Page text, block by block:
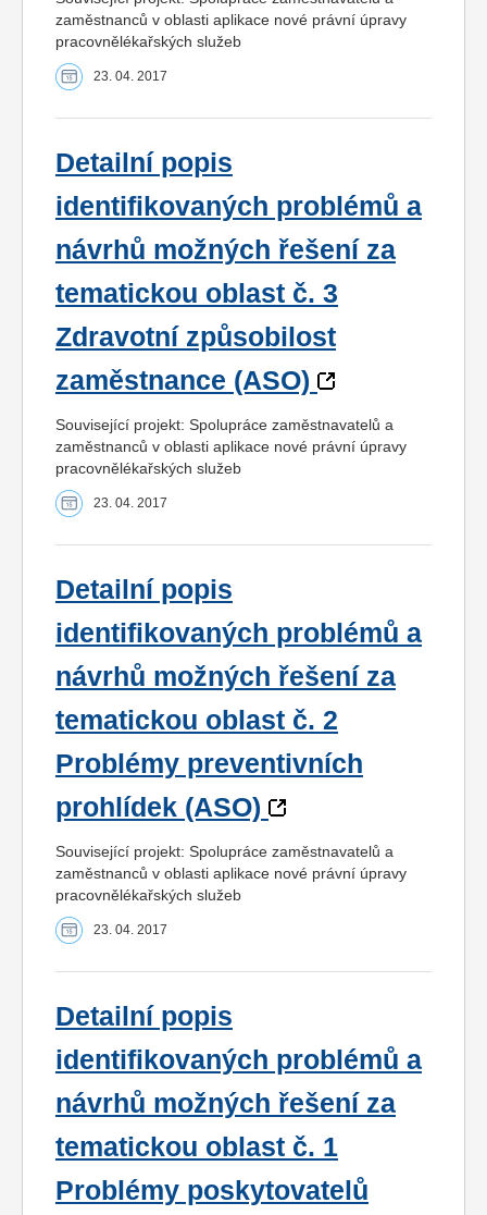
zaměstnanců v oblasti aplikace nové právní úpravy
pracovnělékařských služeb
23. 04. 2017
Detailní popis
identifikovaných problémů a
návrhů možných řešení za
tematickou oblast č. 3
Zdravotní způsobilost
zaměstnance (ASO)
Související projekt: Spolupráce zaměstnavatelů a
zaměstnanců v oblasti aplikace nové právní úpravy
pracovnělékařských služeb
23. 04. 2017
Detailní popis
identifikovaných problémů a
návrhů možných řešení za
tematickou oblast č. 2
Problémy preventivních
prohlídek (ASO)
Související projekt: Spolupráce zaměstnavatelů a
zaměstnanců v oblasti aplikace nové právní úpravy
pracovnělékařských služeb
23. 04. 2017
Detailní popis
identifikovaných problémů a
návrhů možných řešení za
tematickou oblast č. 1
Problémy poskytovatelů